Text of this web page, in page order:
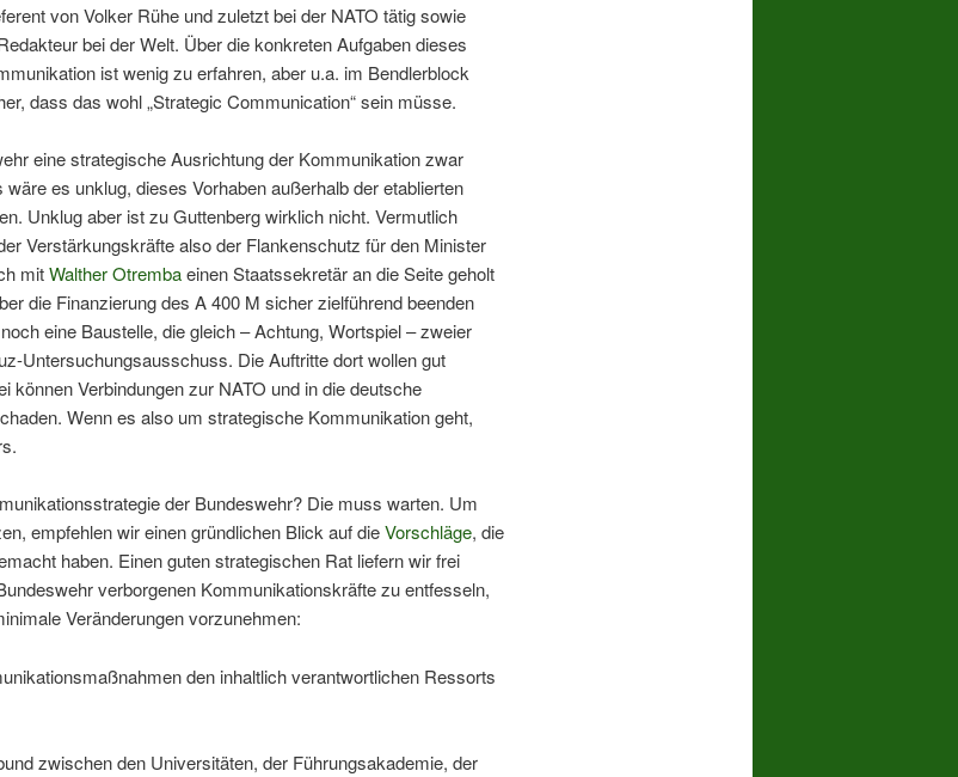
von Volker Rühe und zuletzt bei der NATO tätig sowie
bei der Welt. Über die konkreten Aufgaben dieses
ist wenig zu erfahren, aber u.a. im Bendlerblock
dass das wohl „Strategic Communication“ sein müsse.
eine strategische Ausrichtung der Kommunikation zwar
es unklug, dieses Vorhaben außerhalb der etablierten
Unklug aber ist zu Guttenberg wirklich nicht. Vermutlich
Verstärkungskräfte also der Flankenschutz für den Minister
mitWalther Otrembaeinen Staatssekretär an die Seite geholt
die Finanzierung des A 400 M sicher zielführend beenden
eine Baustelle, die gleich – Achtung, Wortspiel – zweier
Untersuchungsausschuss. Die Auftritte dort wollen gut
können Verbindungen zur NATO und in die deutsche
Wenn es also um strategische Kommunikation geht,
der Bundeswehr? Die muss warten. Um
empfehlen wir einen gründlichen Blick auf dieVorschläge, die
haben. Einen guten strategischen Rat liefern wir frei
verborgenen Kommunikationskräfte zu entfesseln,
Veränderungen vorzunehmen:
den inhaltlich verantwortlichen Ressorts
zwischen den Universitäten, der Führungsakademie, der